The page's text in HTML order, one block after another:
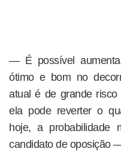
— É possível
ótimo e bom no
atual é de grande
ela pode reverter o
hoje, a probabilidade
candidato de oposição